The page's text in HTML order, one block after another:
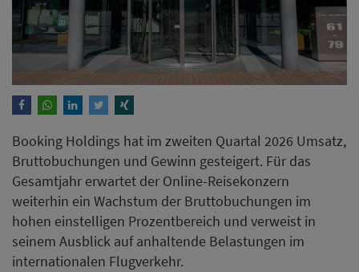
Booking Holdings hat im zweiten Quartal 2026 Umsatz,
Bruttobuchungen und Gewinn gesteigert. Für das
Gesamtjahr erwartet der Online-Reisekonzern
weiterhin ein Wachstum der Bruttobuchungen im
hohen einstelligen Prozentbereich und verweist in
seinem Ausblick auf anhaltende Belastungen im
internationalen Flugverkehr.